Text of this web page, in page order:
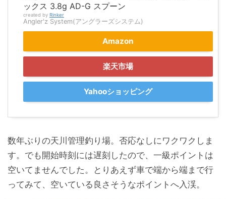
ックス 3.8g AD-G スプーン
created by Rinker
Angler'z System(アングラーズシステム)
Amazon
楽天市場
Yahooショッピング
数年ぶりの天川管理釣り場。否応なしにワクワクしま
す。でも開始時刻には遅刻したので、一級ポイントは
空いてませんでした。とりあえず車で端から端まで行
ってみて、空いている良さそうなポイントへ入渓。